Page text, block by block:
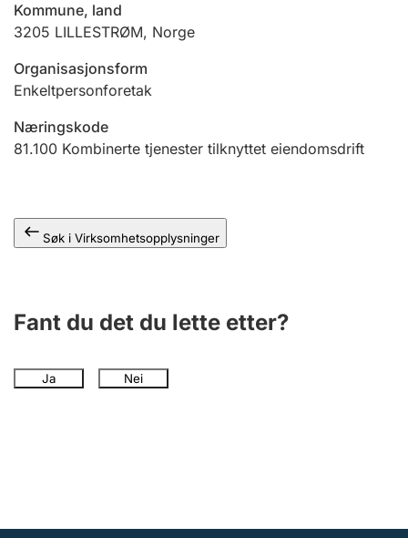
Ektepaktveileder
Offentlig sektor
Kommune, land
3205 LILLESTRØM, Norge
Organisasjonsform
Enkeltpersonforetak
Næringskode
81.100 Kombinerte tjenester tilknyttet eiendomsdrift
Søk i Virksomhetsopplysninger
Fant du det du lette etter?
Ja Nei